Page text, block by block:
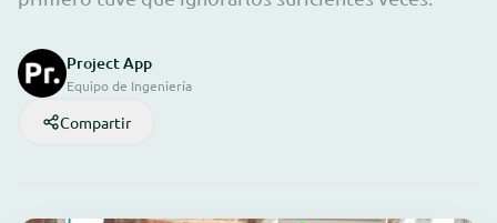
Project App
Equipo de Ingeniería
Compartir